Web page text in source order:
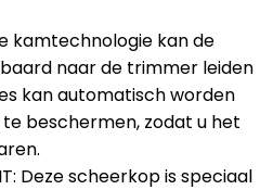
kamtechnologie kan de
naar de trimmer leiden
kan automatisch worden
beschermen, zodat u het
Deze scheerkop is speciaal